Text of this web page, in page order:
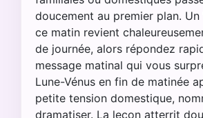
doucement au premier plan.
ce matin revient
de journée, alors répondez
message matinal qui vous
Lune-Vénus en fin de matinée
petite tension domestique,
dramatiser. La leçon atterrit